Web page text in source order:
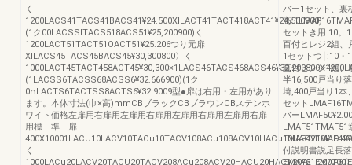
く
1200LACS41TACS41BACS41¥24.500XlLACT41TACT418ACT41¥24,500900)
(1ク00LACSSlTACS518ACS51¥25,200900)く
1200LACT51TACT51OACT51¥25.206つり元扉
XlLACS45TACS45BACS45¥30,300800〉く
(1LACSS6TACSS68ACSS6¥32.666900)(1ク
0∩LACTS6TACTSS8ACTS6¥32.9009型●扉は右用・左用があり
ます。本体寸法(巾×高)mmCBブラックCBブラウンCBステンホ
ワイト価格左扉用右扉用左扉用右扉用左扉用右扉用左扉用右扉
用標 準 扉
く
1000LACu20LACV20TACU20TACV208ACu208ACV20HACU20HACY20¥21.200700
バー1セット、裏
高
セットき用:10。
百付ヒレジ2組、
1セットつ￨:10・
直付ヒンジ4組、
半16,500戸当り
埼,400戸当り1本
セット
バー
付説明書説足長